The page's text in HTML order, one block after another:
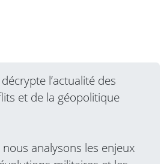
l’actualité des
et de la géopolitique
analysons les enjeux